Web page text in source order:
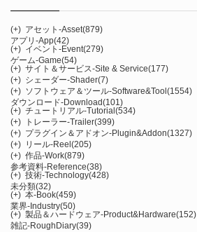
(+) アセット-Asset(879)
アプリ-App(42)
(+) イベント-Event(279)
ゲーム-Game(54)
(+) サイト＆サービス-Site & Service(177)
(+) シェーダー-Shader(7)
(+) ソフトウェア＆ツール-Software&Tool (1554)
ダウンロード-Download(101)
(+) チュートリアル-Tutorial (534)
(+)
トレーラー-Trailer(399)
(+) プラグイン＆アドオン-Plugin&Addon(1327)
(+) リール-Reel (205)
(+) 作品-Work(879)
参考資料-Reference(38)
(+) 技術-Technology(428)
未分類(32)
(+) 本-Book(459)
業界-Industry(50)
(+) 製品＆ハードウェア-Product&Hardware(152)
雑記-RoughDiary(39)